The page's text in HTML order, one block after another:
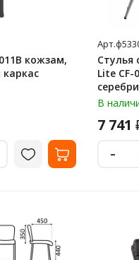
кожзам,
Арт.
Стулья
Lite
чёрный,
В
7 741
-